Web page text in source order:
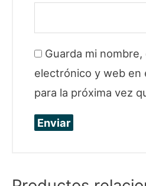
Guarda mi
electrónico y web en
para la próxima vez